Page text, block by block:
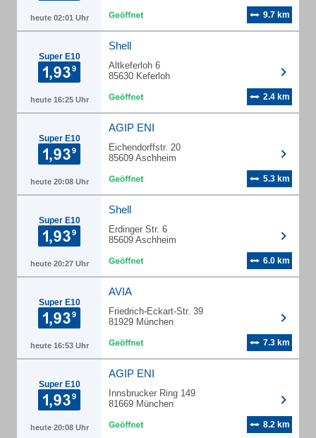
heute 02:01 Uhr 9.7 km
Super E10
heute 16:25 Uhr
Shell
Altkeferloh 6
85630 Keferloh
2.4 km
Super E10
heute 20:08 Uhr
AGIP ENI
Eichendorffstr. 20
85609 Aschheim
5.3 km
Super E10
heute 20:27 Uhr
Shell
Erdinger Str. 6
85609 Aschheim
6.0 km
Super E10
heute 16:53 Uhr
AVIA
Friedrich-Eckart-Str. 39
81929 München
7.3 km
Super E10
heute 20:08 Uhr
AGIP ENI
Innsbrucker Ring 149
81669 München
8.2 km